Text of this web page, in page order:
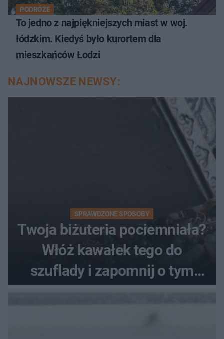
PODRÓŻE
To jedno z najpiękniejszych miast w woj.
łódzkim. Kiedyś było kurortem dla
mieszkańców Łodzi
NAJNOWSZE NEWSY:
SPRAWDZONE SPOSOBY
Twoja biżuteria pociemniała?
Włóż kawałek tego do
szuflady i zapomnij o tym
problemie. Sposób na